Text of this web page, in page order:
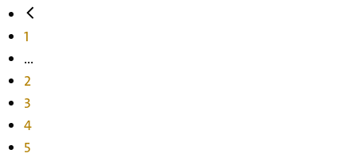
1
...
2
3
4
5